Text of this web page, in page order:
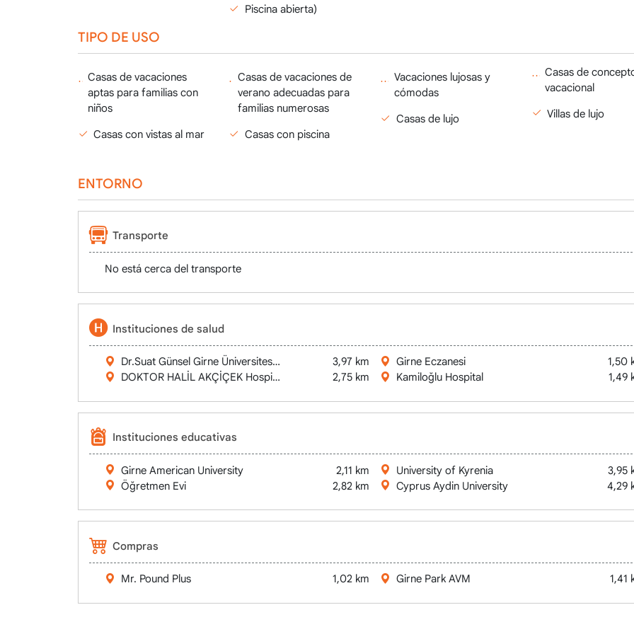
Piscina abierta)
TIPO DE USO
Casas de vacaciones
aptas para familias con
niños
Casas con vistas al mar
Casas de vacaciones de
verano adecuadas para
familias numerosas
Casas con piscina
Vacaciones lujosas y
cómodas
Casas de lujo
Casas de
vacacional
Villas de lujo
ENTORNO
Transporte
No está cerca del transporte
Instituciones de salud
Dr.Suat Günsel Girne Üniversitesi Hastanesi / University of Kyrenia Hospital
3,97 km
DOKTOR HALİL AKÇİÇEK Hospital
2,75 km
Girne Eczanesi
1,50
Kamiloğlu Hospital
1,49
Instituciones educativas
Girne American University
2,11 km
Öğretmen Evi
2,82 km
University of Kyrenia
3,95
Cyprus Aydin University
4,29
Compras
Mr. Pound Plus 1,02 km Girne Park AVM 1,41